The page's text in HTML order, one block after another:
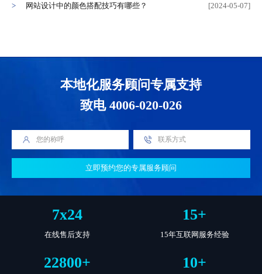
网站设计中的颜色搭配技巧有哪些？
[2024-05-07]
本地化服务顾问专属支持
致电 4006-020-026
立即预约您的专属服务顾问
7x24
在线售后支持
15+
15年互联网服务经验
22800+ 10+